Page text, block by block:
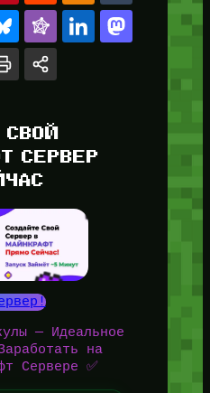
СВОЙ
СЕРВЕР
— Идеальное
на
Сервере ✅